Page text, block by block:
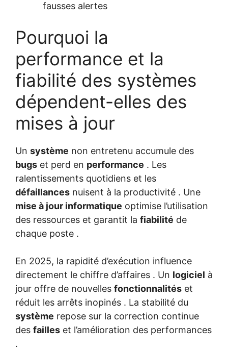
fausses alertes
Pourquoi la
performance et la
fiabilité des systèmes
dépendent-elles des
mises à jour
Un système non entretenu accumule des
bugs et perd en performance . Les
ralentissements quotidiens et les
défaillances nuisent à la productivité . Une
mise à jour informatique optimise l’utilisation
des ressources et garantit la fiabilité de
chaque poste .
En 2025, la rapidité d’exécution influence
directement le chiffre d’affaires . Un logiciel à
jour offre de nouvelles fonctionnalités et
réduit les arrêts inopinés . La stabilité du
système repose sur la correction continue
des failles et l’amélioration des performances
.